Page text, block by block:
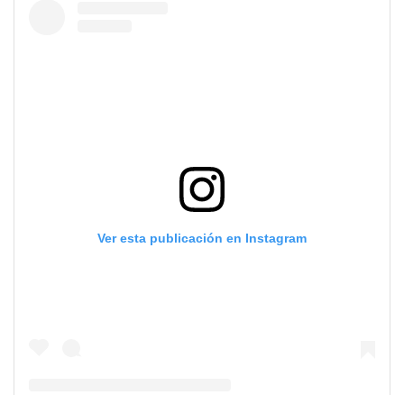
Ver esta publicación en Instagram